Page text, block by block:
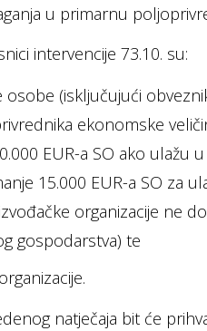
u primarnu
intervencije 73.10. su:
osobe (isključujući
ekonomske
EUR-a SO ako ulažu
15.000 EUR-a SO za
organizacije ne
gospodarstva) te
natječaja bit će